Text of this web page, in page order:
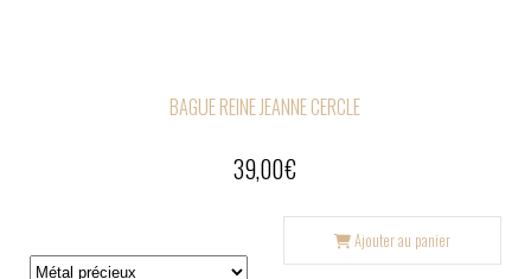
BAGUE REINE JEANNE CERCLE
39,00€
Ajouter au panier